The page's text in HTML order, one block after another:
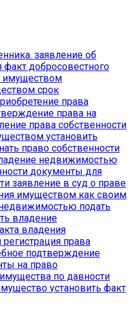
заявление об
факт добросовестного
имуществом
срок
права
права на
права собственности
установить
право собственности
недвижимостью
документы для
заявление в суд о праве
имуществом как своим
подать
владение
владения
регистрация права
подтверждение
на право
по давности
установить факт